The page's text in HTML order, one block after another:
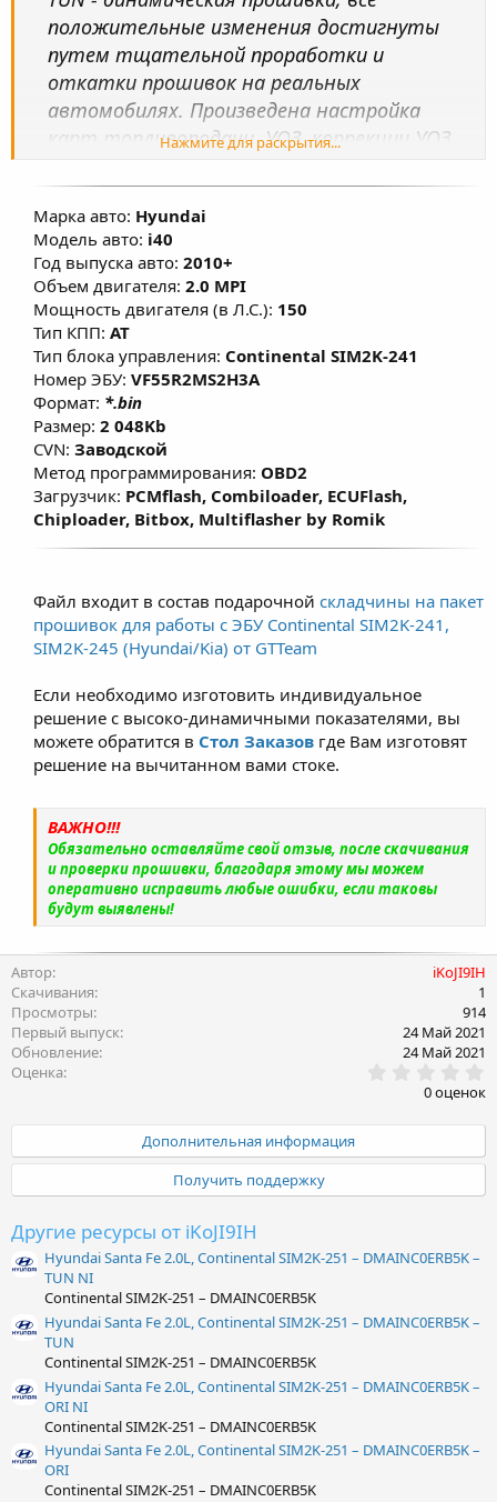
положительные изменения достигнуты
путем тщательной проработки и
откатки прошивок на реальных
автомобилях. Произведена настройка
карт топливоподачи, УОЗ, коррекции УОЗ,
факторы, влияющие на расчет моментной
модели, переработаны алгоритмы
включения кондиционера в мощностном
режиме, что позволяет улучшить
эластичность и динамику без
существенного изменения расхода
топлива. Данные решения предназначены
для повседневной езды при этом не влияет
на ресурс двигателя, а в большинстве
случаев при использовании
рекомендованного топлива (согласно ТТХ
двигателей) - модернизированная и
правильно настроенная программа
позволяет продлить срок службы ДВС. Для
крутящему моменту составляет примерно
7–12% и зависит от состояния двигателя,
условий эксплуатации и типа
используемого топлива.
Нажмите для раскрытия...
Марка авто: Hyundai
Модель авто: i40
Год выпуска авто: 2010+
Объем двигателя: 2.0 MPI
Мощность двигателя (в Л.С.): 150
Тип КПП: AT
Тип блока управления: Continental SIM2K-241
Номер ЭБУ: VF55R2MS2H3A
Формат: *.bin
Размер: 2 048Kb
CVN: Заводской
Метод программирования: OBD2
Загрузчик: PCMflash, Combiloader, ECUFlash,
Chiploader, Bitbox, Multiflasher by Romik
Файл входит в состав подарочной складчины на пакет
прошивок для работы с ЭБУ Continental SIM2K-241,
SIM2K-245 (Hyundai/Kia) от GTTeam
Если необходимо изготовить индивидуальное
решение с высоко-динамичными показателями, вы
можете обратится в Стол Заказов где Вам изготовят
решение на вычитанном вами стоке.
ВАЖНО!!!
Обязательно оставляйте свой отзыв, после скачивания
и проверки прошивки, благодаря этому мы можем
оперативно исправить любые ошибки, если таковы
будут выявлены!
Автор
iKoJI9IH
Скачивания
1
Просмотры
914
Первый выпуск
24 Май 2021
Обновление
24 Май 2021
Оценка
.
0
0
в
ё
0 оценок
Дополнительная информация
Получить поддержку
Другие ресурсы от iKoJI9IH
Hyundai Santa Fe 2.0L, Continental SIM2K-251 – DMAINC0ERB5K –
TUN NI
Continental SIM2K-251 – DMAINC0ERB5K
Hyundai Santa Fe 2.0L, Continental SIM2K-251 – DMAINC0ERB5K –
TUN
Continental SIM2K-251 – DMAINC0ERB5K
Hyundai Santa Fe 2.0L, Continental SIM2K-251 – DMAINC0ERB5K –
ORI NI
Continental SIM2K-251 – DMAINC0ERB5K
Hyundai Santa Fe 2.0L, Continental SIM2K-251 – DMAINC0ERB5K –
ORI
Continental SIM2K-251 – DMAINC0ERB5K